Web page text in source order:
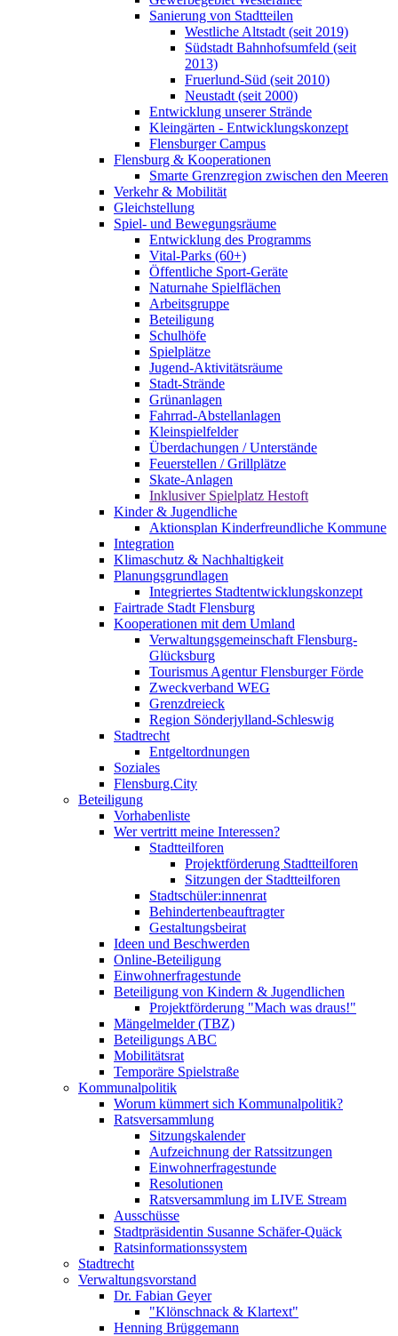
Sanierung von Stadtteilen
Westliche Altstadt (seit 2019)
Südstadt Bahnhofsumfeld (seit
2013)
Fruerlund-Süd (seit 2010)
Neustadt (seit 2000)
Entwicklung unserer Strände
Kleingärten - Entwicklungskonzept
Flensburger Campus
Flensburg & Kooperationen
Smarte Grenzregion zwischen den Meeren
Verkehr & Mobilität
Gleichstellung
Spiel- und Bewegungsräume
Entwicklung des Programms
Vital-Parks (60+)
Öffentliche Sport-Geräte
Naturnahe Spielflächen
Arbeitsgruppe
Beteiligung
Schulhöfe
Spielplätze
Jugend-Aktivitätsräume
Stadt-Strände
Grünanlagen
Fahrrad-Abstellanlagen
Kleinspielfelder
Überdachungen / Unterstände
Feuerstellen / Grillplätze
Skate-Anlagen
Inklusiver Spielplatz Hestoft
Kinder & Jugendliche
Aktionsplan Kinderfreundliche Kommune
Integration
Klimaschutz & Nachhaltigkeit
Planungsgrundlagen
Integriertes Stadtentwicklungskonzept
Fairtrade Stadt Flensburg
Kooperationen mit dem Umland
Verwaltungsgemeinschaft Flensburg-
Glücksburg
Tourismus Agentur Flensburger Förde
Zweckverband WEG
Grenzdreieck
Region Sönderjylland-Schleswig
Stadtrecht
Entgeltordnungen
Soziales
Flensburg.City
Beteiligung
Vorhabenliste
Wer vertritt meine Interessen?
Stadtteilforen
Projektförderung Stadtteilforen
Sitzungen der Stadtteilforen
Stadtschüler:innenrat
Behindertenbeauftragter
Gestaltungsbeirat
Ideen und Beschwerden
Online-Beteiligung
Einwohnerfragestunde
Beteiligung von Kindern & Jugendlichen
Projektförderung "Mach was draus!"
Mängelmelder (TBZ)
Beteiligungs ABC
Mobilitätsrat
Temporäre Spielstraße
Kommunalpolitik
Worum kümmert sich Kommunalpolitik?
Ratsversammlung
Sitzungskalender
Aufzeichnung der Ratssitzungen
Einwohnerfragestunde
Resolutionen
Ratsversammlung im LIVE Stream
Ausschüsse
Stadtpräsidentin Susanne Schäfer-Quäck
Ratsinformationssystem
Stadtrecht
Verwaltungsvorstand
Dr. Fabian Geyer
"Klönschnack & Klartext"
Henning Brüggemann